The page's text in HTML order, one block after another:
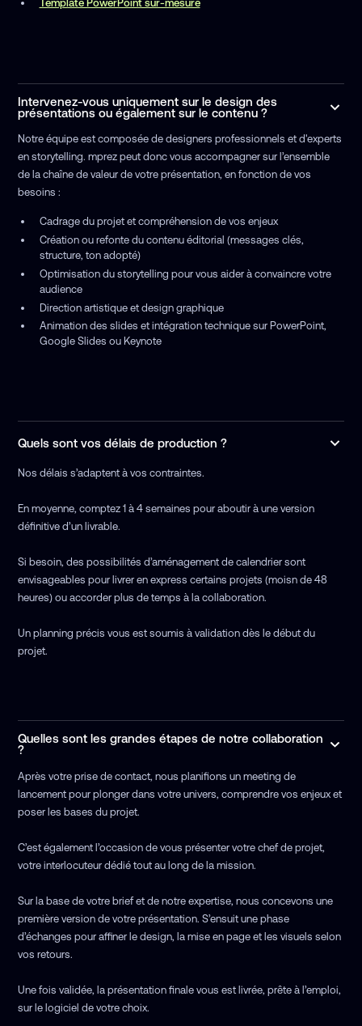
Template PowerPoint sur-mesure
Intervenez-vous uniquement sur le design des
présentations ou également sur le contenu ?
Notre équipe est composée de designers professionnels et d'experts
en storytelling. mprez peut donc vous accompagner sur l’ensemble
de la chaîne de valeur de votre présentation, en fonction de vos
besoins :
Cadrage du projet et compréhension de vos enjeux
Création ou refonte du contenu éditorial (messages clés,
structure, ton adopté)
Optimisation du storytelling pour vous aider à convaincre votre
audience
Direction artistique et design graphique
Animation des slides et intégration technique sur PowerPoint,
Google Slides ou Keynote
Quels sont vos délais de production ?
Nos délais s’adaptent à vos contraintes.
En moyenne, comptez 1 à 4 semaines pour aboutir à une version
définitive d’un livrable.
Si besoin, des possibilités d’aménagement de calendrier sont
envisageables pour livrer en express certains projets (moisn de 48
heures) ou accorder plus de temps à la collaboration.
Un planning précis vous est soumis à validation dès le début du
projet.
Quelles sont les grandes étapes de notre collaboration
?
Après votre prise de contact, nous planifions un meeting de
lancement pour plonger dans votre univers, comprendre vos enjeux et
poser les bases du projet.
C’est également l’occasion de vous présenter votre chef de projet,
votre interlocuteur dédié tout au long de la mission.
Sur la base de votre brief et de notre expertise, nous concevons une
première version de votre présentation. S’ensuit une phase
d’échanges pour affiner le design, la mise en page et les visuels selon
vos retours.
Une fois validée, la présentation finale vous est livrée, prête à l’emploi,
sur le logiciel de votre choix.